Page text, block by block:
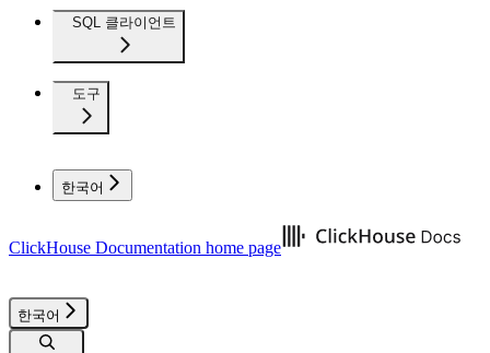
SQL 클라이언트
도구
한국어
ClickHouse Documentation home page
한국어